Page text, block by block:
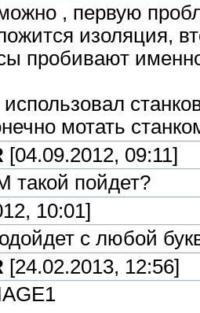
, первую
изоляция,
пробивают
мотать
[04.09.2012, 09:11]
такой пойдет?
10:01]
с любой
[24.02.2013, 12:56]